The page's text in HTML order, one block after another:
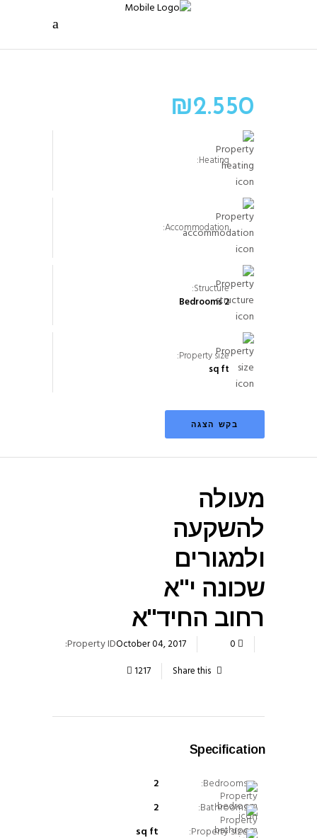
₪2.550
Property size:
sq ft
Structure:
2 Bedrooms
Accommodation:
Heating:
בקש הצגה
מעולה
להשקעה
ולמגורים
שכונה י"א
רחוב החיד"א
October 04, 2017
0
1217
Share this
Property ID:
Specification
Bedrooms:
2
Bathrooms:
2
Property size:
sq ft